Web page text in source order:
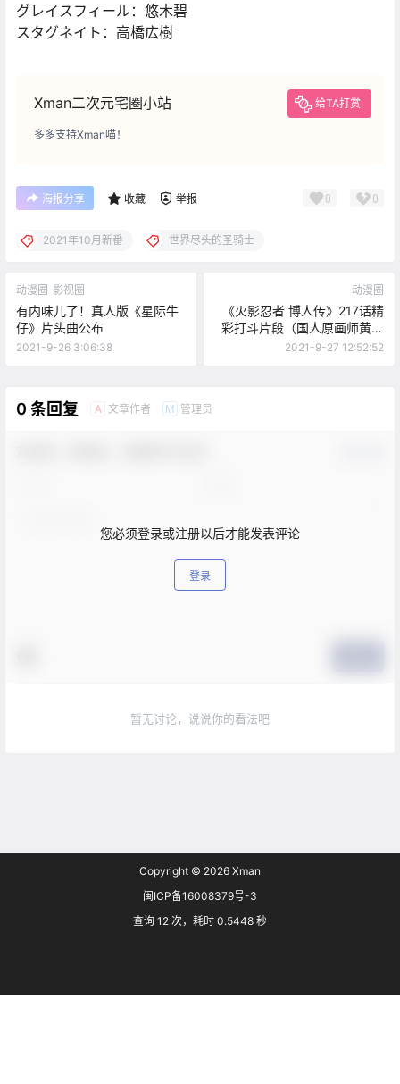
グレイスフィール：悠木碧
スタグネイト：高橋広樹
Xman二次元宅圈小站 给TA打赏
多多支持Xman喵！
海报分享 收藏 举报 0 0
2021年10月新番 世界尽头的圣骑士
动漫圈 影视圈
有内味儿了！真人版《星际牛
仔》片头曲公布
2021-9-26 3:06:38
动漫圈
《火影忍者 博人传》217话精
彩打斗片段（国人原画师黄成
希）
2021-9-27 12:52:52
0 条回复 A 文章作者 M 管理员
您必须登录或注册以后才能发表评论
登录
暂无讨论，说说你的看法吧
Copyright © 2026 Xman
闽ICP备16008379号-3
查询 12 次，耗时 0.5448 秒